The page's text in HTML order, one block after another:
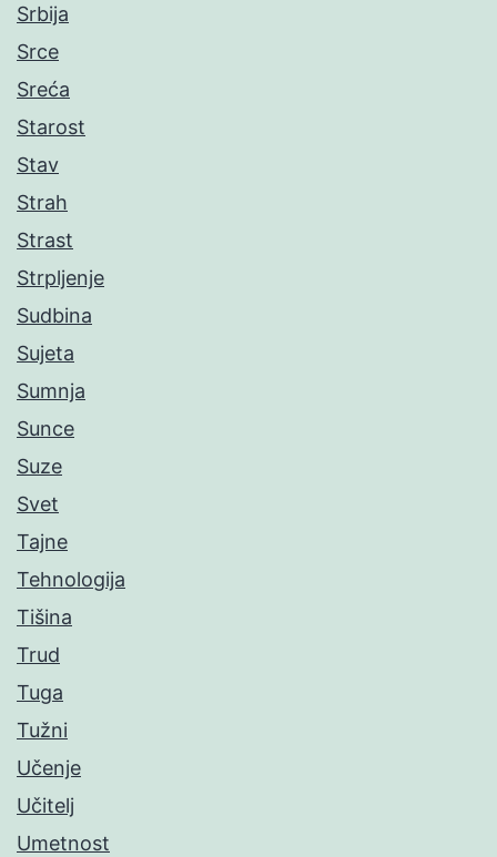
Srbija
Srce
Sreća
Starost
Stav
Strah
Strast
Strpljenje
Sudbina
Sujeta
Sumnja
Sunce
Suze
Svet
Tajne
Tehnologija
Tišina
Trud
Tuga
Tužni
Učenje
Učitelj
Umetnost